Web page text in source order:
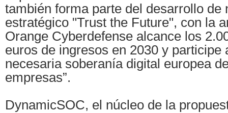
también forma parte del desarrollo de
estratégico "Trust the Future", con la
Orange Cyberdefense alcance los
euros de ingresos en 2030 y participe
necesaria soberanía digital europea
empresas”.
DynamicSOC, el núcleo de la